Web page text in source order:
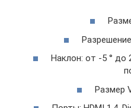
Наклон: от -5 ° до
Размер